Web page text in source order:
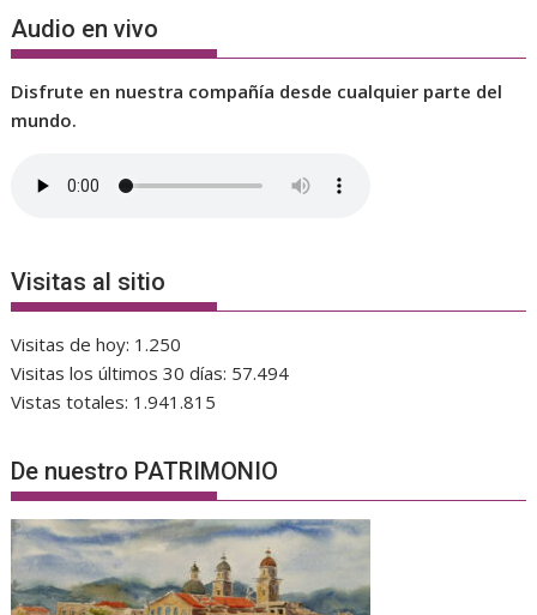
Audio en vivo
Disfrute en nuestra compañía desde cualquier parte del
mundo.
Visitas al sitio
Visitas de hoy: 1.250
Visitas los últimos 30 días: 57.494
Vistas totales: 1.941.815
De nuestro PATRIMONIO